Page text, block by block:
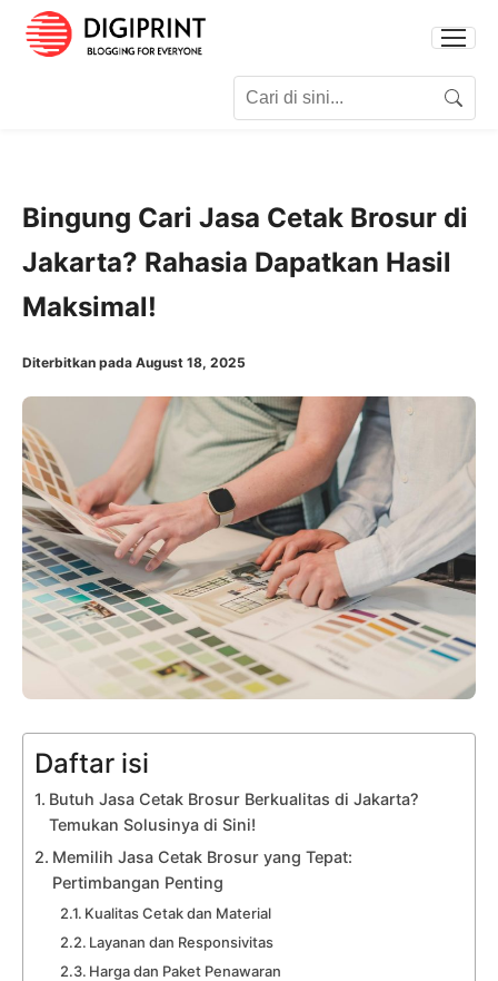
Search
Bingung Cari Jasa Cetak Brosur di
Jakarta? Rahasia Dapatkan Hasil
Maksimal!
Diterbitkan pada August 18, 2025
Daftar isi
Butuh Jasa Cetak Brosur Berkualitas di Jakarta?
Temukan Solusinya di Sini!
Memilih Jasa Cetak Brosur yang Tepat:
Pertimbangan Penting
Kualitas Cetak dan Material
Layanan dan Responsivitas
Harga dan Paket Penawaran